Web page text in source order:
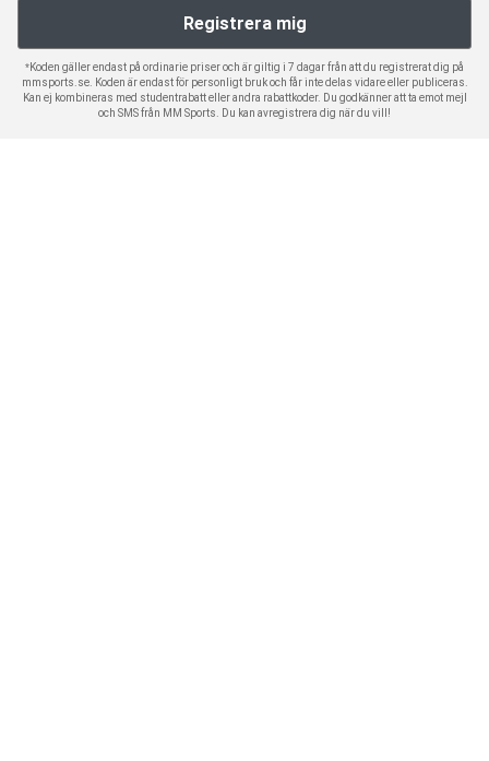
*Koden gäller endast på ordinarie priser och är giltig i 7 dagar från att du registrerat dig på
mmsports.se. Koden är endast för personligt bruk och får inte delas vidare eller publiceras.
Kan ej kombineras med studentrabatt eller andra rabattkoder. Du godkänner att ta emot mejl
och SMS från MM Sports. Du kan avregistrera dig när du vill!